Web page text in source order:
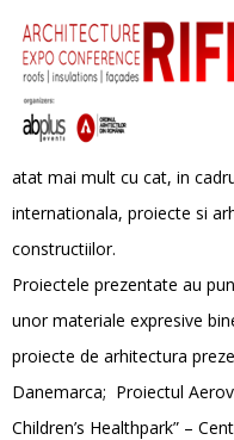
atat mai mult cu cat, in
internationala, proiecte si
constructiilor.
Proiectele prezentate au
unor materiale expresive
proiecte de arhitectura
Danemarca; Proiectul
Children’s Healthpark” –